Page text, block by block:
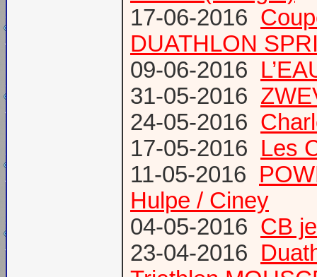
17-06-2016
DUATHLON
09-06-2016
31-05-2016
24-05-2016
17-05-2016 Les
11-05-2016
Hulpe / Ciney
04-05-2016 CB
23-04-2016